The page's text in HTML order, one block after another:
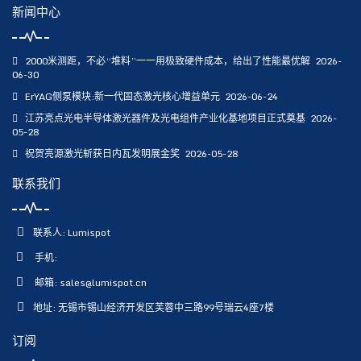
新闻中心
2000米测距，不必“堆料”一一用极致硬件成本，给出了性能最优解 2026-
06-30
ErYAG侧泵模块:新一代固态激光核心增益单元 2026-06-24
江苏亮点光电半导体激光器件及光电组件产业化基地项目正式奠基 2026-
05-28
祝贺亮源激光斩获日内瓦发明展金奖 2026-05-28
联系我们
联系人: Lumispot
手机:
邮箱: sales@lumispot.cn
地址: 无锡市锡山经济开发区芙蓉中三路99号瑞云4座7楼
订阅